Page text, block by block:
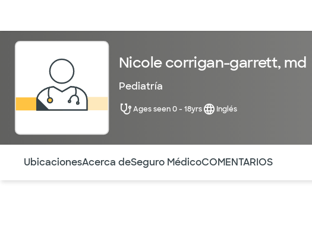
Nicole corrigan-garrett, md
Pediatría
Ages seen 0 - 18yrs Inglés
UbicacionesAcerca deSeguro MédicoCOMENTARIOS